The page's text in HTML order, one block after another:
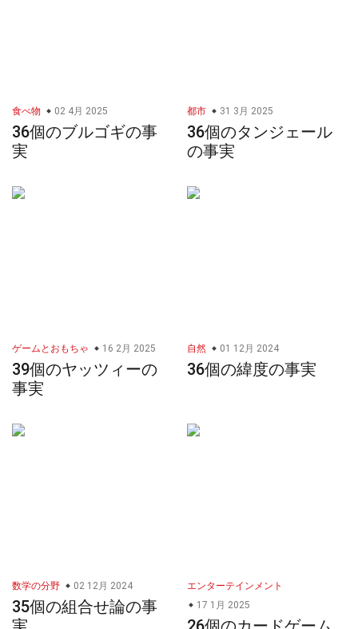
食べ物 02 4月 2025
36個のブルゴギの事
実
都市 31 3月 2025
36個のタンジェール
の事実
ゲームとおもちゃ 16 2月 2025
39個のヤッツィーの
事実
自然 01 12月 2024
36個の緯度の事実
数学の分野 02 12月 2024
35個の組合せ論の事
エンターテインメント
17 1月 2025